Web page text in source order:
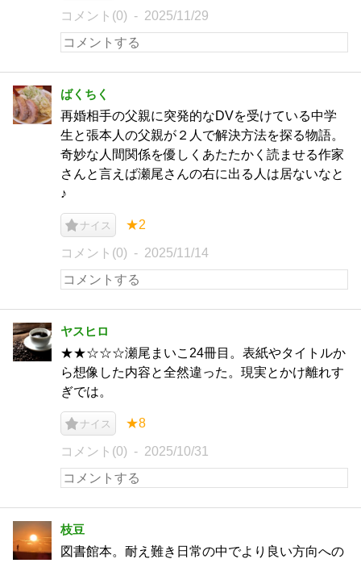
コメント(0) 2025/11/29
ばくちく
再婚相手の父親に突発的なDVを受けている中学
生と張本人の父親が２人で解決方法を探る物語。
奇妙な人間関係を優しくあたたかく読ませる作家
さんと言えば瀬尾さんの右に出る人は居ないなと
♪
ナイス ★2
コメント(0) 2025/11/14
ヤスヒロ
★★☆☆☆瀬尾まいこ24冊目。表紙やタイトルか
ら想像した内容と全然違った。現実とかけ離れす
ぎでは。
ナイス ★8
コメント(0) 2025/10/31
枝豆
図書館本。耐え難き日常の中でより良い方向への